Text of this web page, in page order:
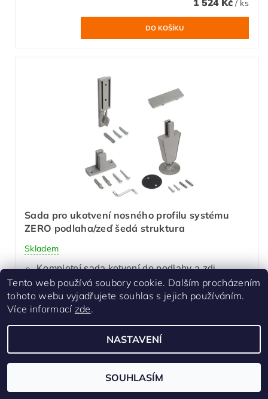
/ ks
Sada pro ukotvení nosného profilu systému
ZERO podlaha/zeď šedá struktura
Skladem
Kompletní sada kotvení do podlahy a zdi
729 Kč
Tento web používá soubory cookie. Dalším procházením
tohoto webu vyjadřujete souhlas s jejich používáním.
Více informací zde.
NASTAVENÍ
SOUHLASÍM